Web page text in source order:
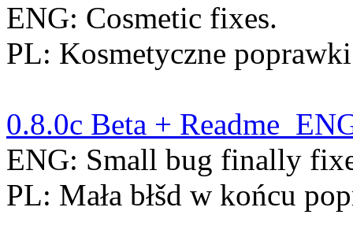
ENG: Cosmetic fixes.
PL: Kosmetyczne
0.8.0c Beta +
ENG: Small bug finally
PL: Mała błšd w końcu